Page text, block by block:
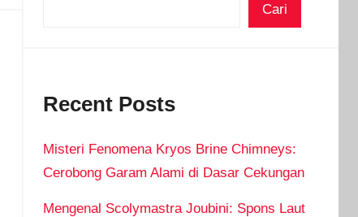
Cari
Recent Posts
Misteri Fenomena Kryos Brine Chimneys:
Cerobong Garam Alami di Dasar Cekungan
Mengenal Scolymastra Joubini: Spons Laut